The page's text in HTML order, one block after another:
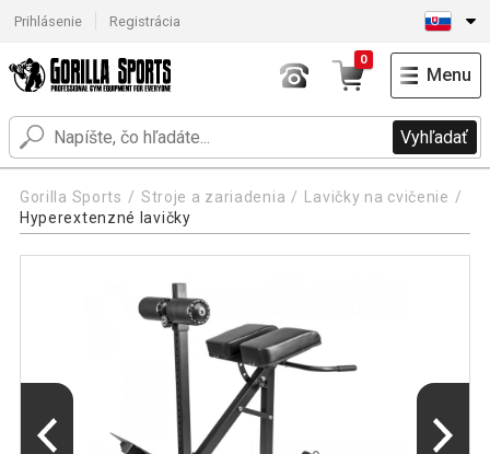
Prihlásenie Registrácia
Vyhľadať
0
Menu
Gorilla Sports Stroje a zariadenia
Lavičky na cvičenie
Hyperextenzné lavičky